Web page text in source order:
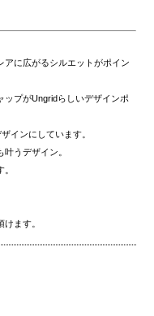
アに広がるシルエットがポイン
ップがUngridらしいデザインポ
インにしています。
うデザイン。
ます。